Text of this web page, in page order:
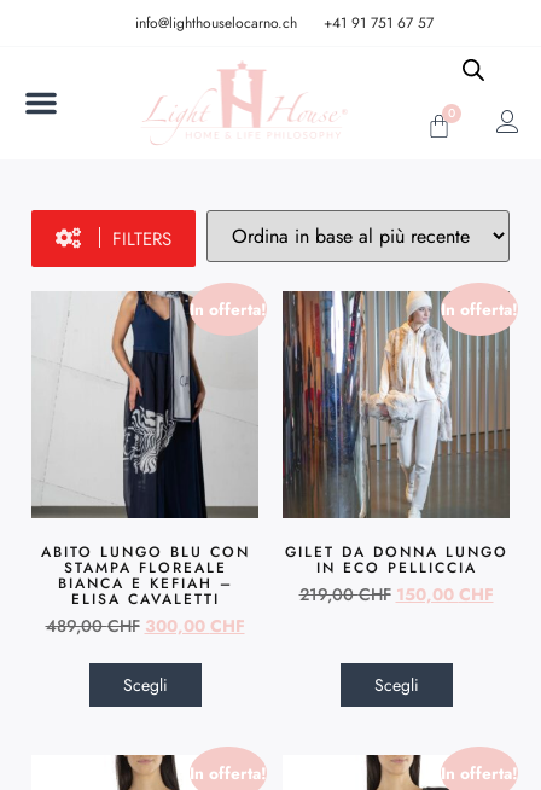
info@lighthouselocarno.ch +41 91 751 67 57
0
FILTERS
In offerta!
ABITO LUNGO BLU CON
STAMPA FLOREALE
BIANCA E KEFIAH –
ELISA CAVALETTI
489,00CHF 300,00 CHF
Scegli
In offerta!
GILET DA DONNA LUNGO
IN ECO PELLICCIA
219,00CHF 150,00 CHF
Scegli
In offerta! In offerta!